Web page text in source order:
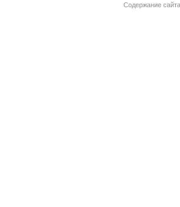
Содержание